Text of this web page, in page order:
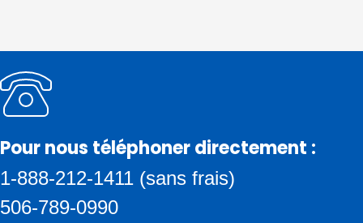
Pour nous téléphoner directement :
1-888-212-1411 (sans frais)
506-789-0990